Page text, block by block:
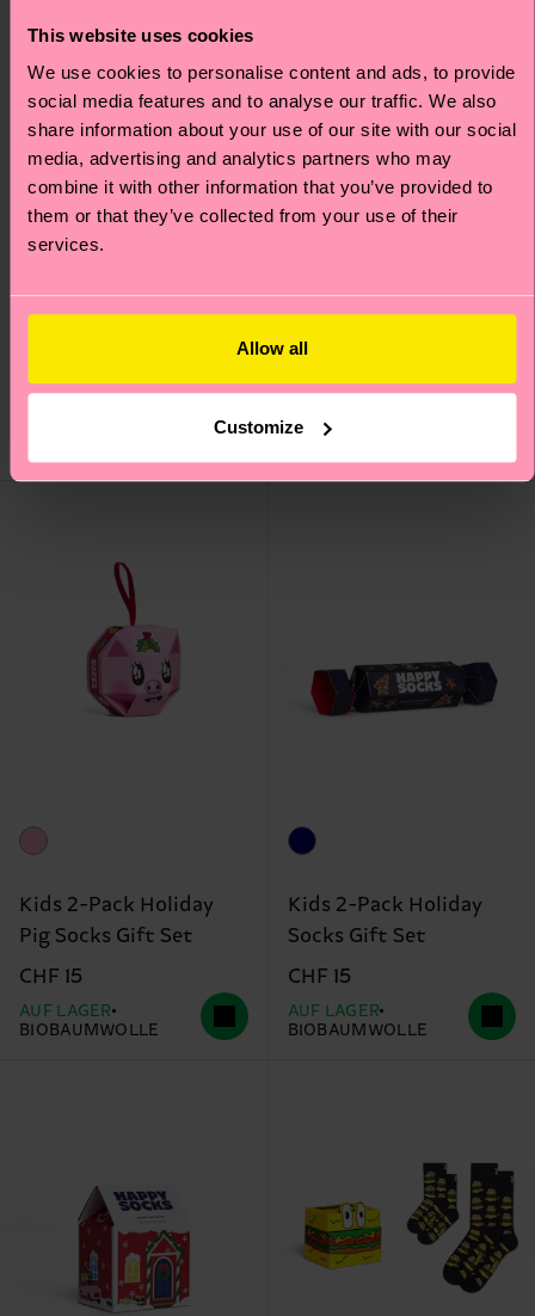
This website uses cookies
We use cookies to personalise content and ads, to provide
social media features and to analyse our traffic. We also
share information about your use of our site with our social
media, advertising and analytics partners who may
combine it with other information that you’ve provided to
them or that they’ve collected from your use of their
services.
Allow all
Customize
Kids 3-Pack Roadtrip
CHF 26
3-Pack Kids Holiday
Socks Gift Set
CHF 26
AUF LAGER
Kids 2-Pack Holiday
Pig Socks Gift Set
CHF 15
AUF LAGER
BIOBAUMWOLLE
Kids 2-Pack Holiday
Socks Gift Set
CHF 15
AUF LAGER
BIOBAUMWOLLE